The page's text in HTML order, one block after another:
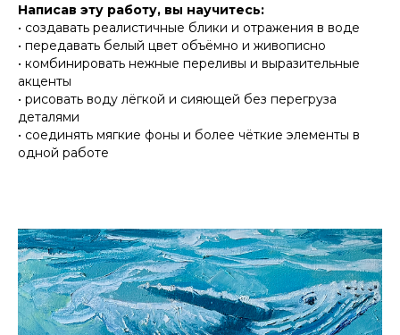
Написав эту работу, вы научитесь:
• создавать реалистичные блики и отражения в воде
• передавать белый цвет объёмно и живописно
• комбинировать нежные переливы и выразительные
акценты
• рисовать воду лёгкой и сияющей без перегруза
деталями
• соединять мягкие фоны и более чёткие элементы в
одной работе